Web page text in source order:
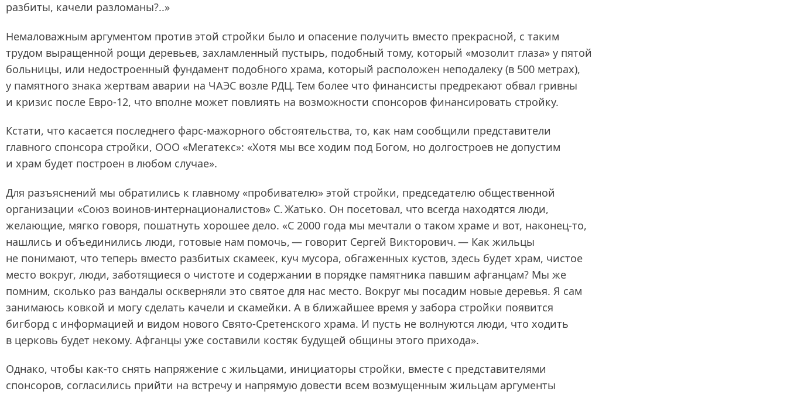
разбиты, качели разломаны?..»
Немаловажным аргументом против этой стройки было и опасение получить вместо прекрасной, с таким
трудом выращенной рощи деревьев, захламленный пустырь, подобный тому, который «мозолит глаза» у пятой
больницы, или недостроенный фундамент подобного храма, который расположен неподалеку (в 500 метрах),
у памятного знака жертвам аварии на ЧАЭС возле РДЦ. Тем более что финансисты предрекают обвал гривны
и кризис после Евро‑12, что вполне может повлиять на возможности спонсоров финансировать стройку.
Кстати, что касается последнего фарс-мажорного обстоятельства, то, как нам сообщили представители
главного спонсора стройки, ООО «Мегатекс»: «Хотя мы все ходим под Богом, но долгостроев не допустим
и храм будет построен в любом случае».
Для разъяснений мы обратились к главному «пробивателю» этой стройки, председателю общественной
организации «Союз воинов‑интернационалистов» С. Жатько. Он посетовал, что всегда находятся люди,
желающие, мягко говоря, пошатнуть хорошее дело. «С 2000 года мы мечтали о таком храме и вот, наконец-то,
нашлись и объединились люди, готовые нам помочь, — говорит Сергей Викторович. — Как жильцы
не понимают, что теперь вместо разбитых скамеек, куч мусора, обгаженных кустов, здесь будет храм, чистое
место вокруг, люди, заботящиеся о чистоте и содержании в порядке памятника павшим афганцам? Мы же
помним, сколько раз вандалы оскверняли это святое для нас место. Вокруг мы посадим новые деревья. Я сам
занимаюсь ковкой и могу сделать качели и скамейки. А в ближайшее время у забора стройки появится
бигборд с информацией и видом нового Свято-Сретенского храма. И пусть не волнуются люди, что ходить
в церковь будет некому. Афганцы уже составили костяк будущей общины этого прихода».
Однако, чтобы как-то снять напряжение с жильцами, инициаторы стройки, вместе с представителями
спонсоров, согласились прийти на встречу и напрямую довести всем возмущенным жильцам аргументы